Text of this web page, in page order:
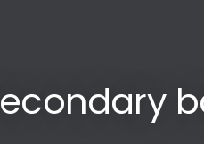
desarrollar, por favor